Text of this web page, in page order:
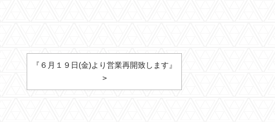
『６月１９日(金)より営業再開致します』
>